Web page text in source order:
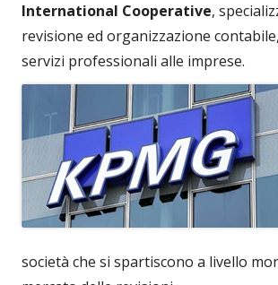
International Cooperative,
revisione ed organizzazione
servizi professionali alle imprese.
società che si spartiscono a livello